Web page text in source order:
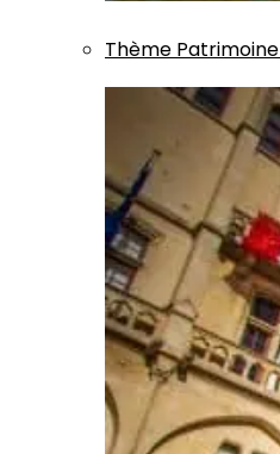
Thème Patrimoine